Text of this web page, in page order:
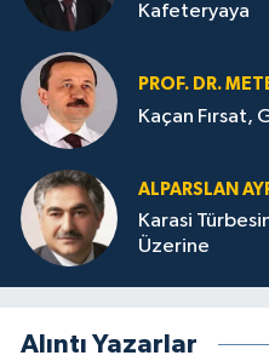
Kafeteryaya
PROF. DR.
Kaçan Fırsat,
ALPARSLAN
Karasi
Üzerine
Alıntı Yazarlar